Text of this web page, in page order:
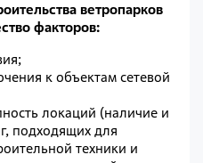
ветропарков
факторов:
к объектам сетевой
локаций (наличие и
подходящих для
техники и